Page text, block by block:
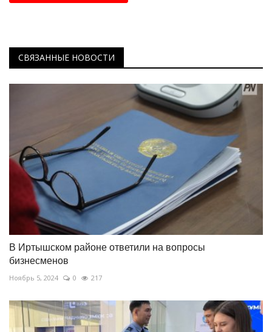
СВЯЗАННЫЕ НОВОСТИ
В Иртышском районе ответили на вопросы
бизнесменов
Ноябрь 5, 2024 0 217